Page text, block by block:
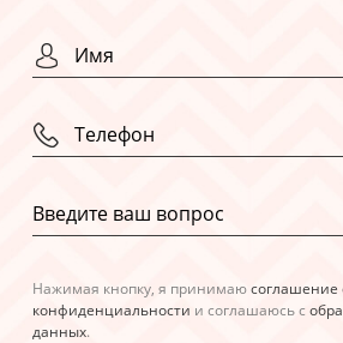
Нажимая кнопку, я принимаюсоглашение
конфиденциальности и соглашаюсь с
данных.